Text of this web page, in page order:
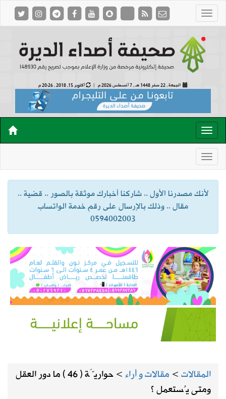
الجمعة , 22 صفر 1448 هـ , 7 أغسطس 2026 م | أكتوبر 15, 2018 , 20:26 م
لأنك مصدرنا الأول .. شاركنا أخبارك موثقة بالصور .. قضية ..
مقال .. وذلك بالإرسال على رقم خدمة الواتساب
0594002003
المقالات> مقالات و أراء>
حواريَّة ( 46 ) ما دور العقل
ومتى يُستعمل ؟